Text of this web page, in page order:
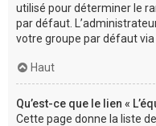
utilisé pour déterminer le
par défaut.
votre groupe par défaut via
Haut
Qu’est-ce que le lien «
Cette page donne la liste